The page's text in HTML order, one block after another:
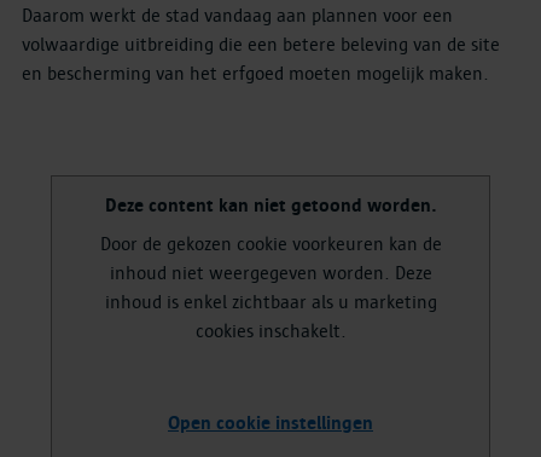
Daarom werkt de stad vandaag aan plannen voor een
volwaardige uitbreiding die een betere beleving van de site
en bescherming van het erfgoed moeten mogelijk maken.
Deze content kan niet getoond worden.
Door de gekozen cookie voorkeuren kan de
inhoud niet weergegeven worden. Deze
inhoud is enkel zichtbaar als u marketing
cookies inschakelt.
Open cookie instellingen